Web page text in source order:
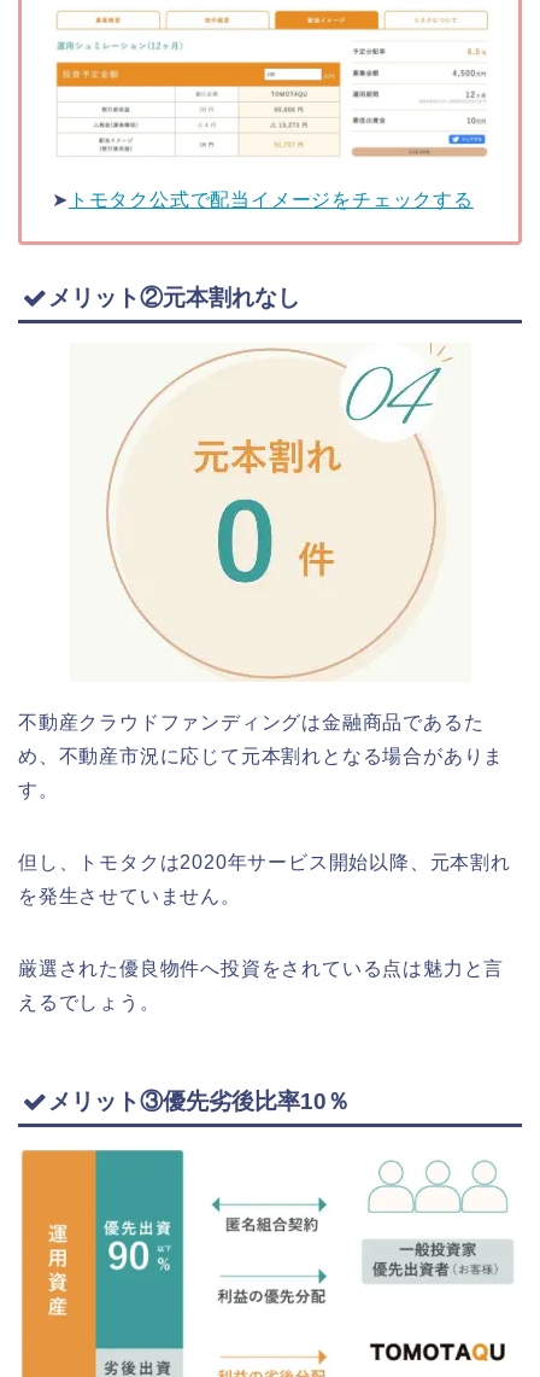
➤ トモタク公式で配当イメージをチェックする
メリット②元本割れなし
不動産クラウドファンディングは金融商品であるた
め、不動産市況に応じて元本割れとなる場合がありま
す。
但し、トモタクは2020年サービス開始以降、元本割れ
を発生させていません。
厳選された優良物件へ投資をされている点は魅力と言
えるでしょう。
メリット③優先劣後比率10％